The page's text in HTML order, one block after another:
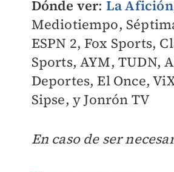
Dónde ver: La Afición
Mediotiempo,
ESPN 2, Fox Sports,
Sports, AYM, TUDN,
Deportes, El Once,
Sipse, y Jonrón TV
En caso de ser